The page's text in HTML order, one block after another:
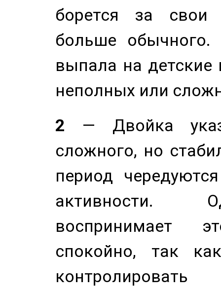
борется за свои
больше
выпала на детские
неполных или
2 — Двойка
сложного, но
период
активности.
воспринимает
спокойно, так